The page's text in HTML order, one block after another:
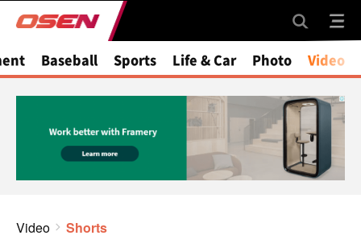
Baseball Sports Life & Car Photo Video
Video Shorts